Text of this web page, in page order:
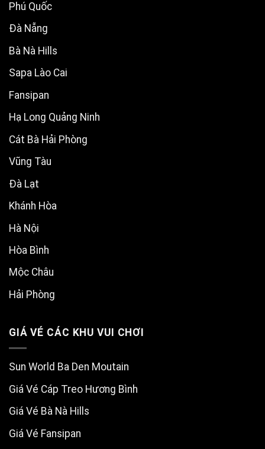
Phú Quốc
Đà Nẵng
Bà Nà Hills
Sapa Lào Cai
Fansipan
Hạ Long Quảng Ninh
Cát Bà Hải Phòng
Vũng Tàu
Đà Lạt
Khánh Hòa
Hà Nội
Hòa Bình
Mộc Châu
Hải Phòng
GIÁ VÉ CÁC KHU VUI CHƠI
Sun World Ba Den Moutain
Giá Vé Cáp Treo Hương Bình
Giá Vé Bà Nà Hills
Giá Vé Fansipan